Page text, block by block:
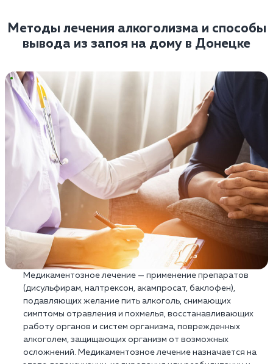
Методы лечения алкоголизма и способы
вывода из запоя на дому в Донецке
Медикаментозное лечение — применение препаратов
(дисульфирам, налтрексон, акампросат, баклофен),
подавляющих желание пить алкоголь, снимающих
симптомы отравления и похмелья, восстанавливающих
работу органов и систем организма, поврежденных
алкоголем, защищающих организм от возможных
осложнений. Медикаментозное лечение назначается на